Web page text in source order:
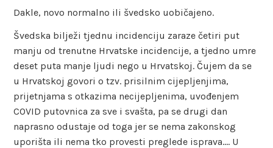
Dakle, novo normalno ili švedsko uobičajeno.
Švedska bilježi tjednu incidenciju zaraze četiri put
manju od trenutne Hrvatske incidencije, a tjedno umre
deset puta manje ljudi nego u Hrvatskoj. Čujem da se
u Hrvatskoj govori o tzv. prisilnim cijepljenjima,
prijetnjama s otkazima necijepljenima, uvođenjem
COVID putovnica za sve i svašta, pa se drugi dan
naprasno odustaje od toga jer se nema zakonskog
uporišta ili nema tko provesti preglede isprava…. U